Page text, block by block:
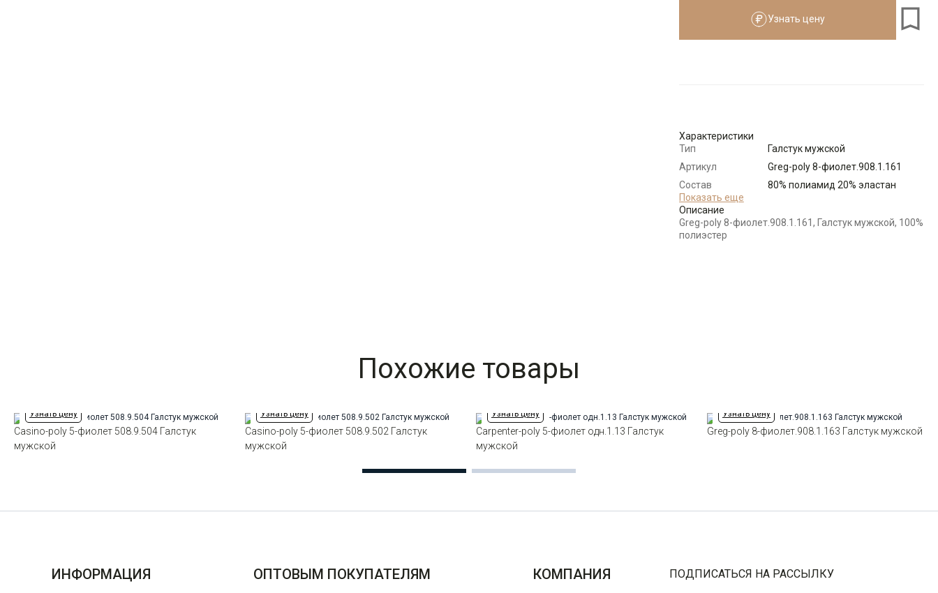
Узнать цену
Характеристики
Тип
Галстук мужской
Артикул
Greg-poly 8-фиолет.908.1.161
Состав
сырья
80% полиамид 20% эластан
Бренд
Цвет
Показать еще
Описание
Greg-poly 8-фиолет.908.1.161, Галстук мужской, 100%
полиэстер
Похожие товары
Узнать цену
Casino-poly 5-фиолет 508.9.504 Галстук
мужской
Узнать цену
Casino-poly 5-фиолет 508.9.502 Галстук
мужской
Узнать цену
Carpenter-poly 5-фиолет одн.1.13 Галстук
мужской
Узнать цену
Greg-poly 8-фиолет.908.1.163 Галстук мужской
ИНФОРМАЦИЯ ОПТОВЫМ ПОКУПАТЕЛЯМ КОМПАНИЯ ПОДПИСАТЬСЯ НА РАССЫЛКУ